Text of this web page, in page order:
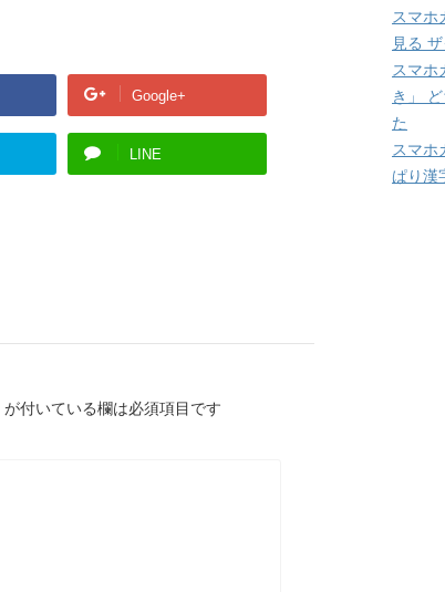
Google+
LINE
が付いている欄は必須項目です
スマホ
見る
スマホ
き」
た
スマホ
ぱり漢